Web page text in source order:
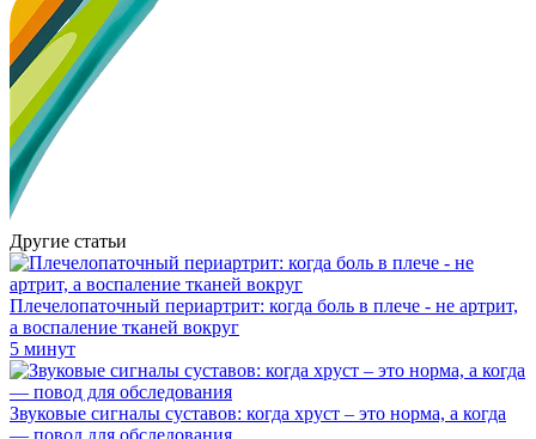
Другие статьи
Плечелопаточный периартрит: когда боль в плече - не артрит,
а воспаление тканей вокруг
5 минут
Звуковые сигналы суставов: когда хруст – это норма, а когда
— повод для обследования